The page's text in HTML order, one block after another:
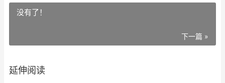
没有了！
下一篇 »
延伸阅读